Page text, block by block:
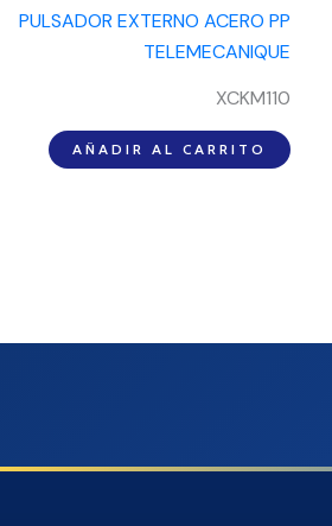
XCKM110
AÑADIR AL CARRITO